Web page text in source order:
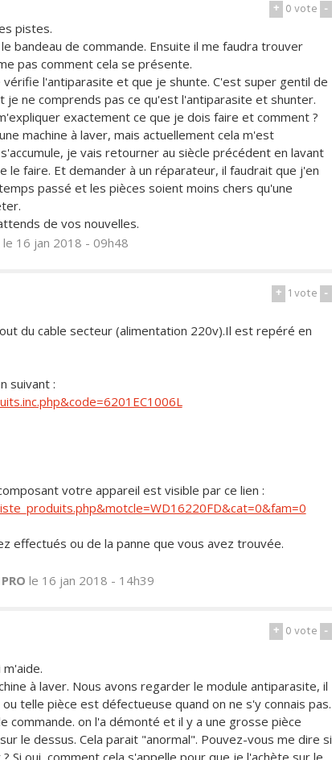
+ 0vote -
pistes.
bandeau de commande. Ensuite il me faudra trouver
pas comment cela se présente.
l'antiparasite et que je shunte. C'est super gentil de
je ne comprends pas ce qu'est l'antiparasite et shunter.
exactement ce que je dois faire et comment ?
machine à laver, mais actuellement cela m'est
je vais retourner au siècle précédent en lavant
le faire. Et demander à un réparateur, il faudrait que j'en
passé et les pièces soient moins chers qu'une
de vos nouvelles.
le 16 jan 2018 - 09h48
+ 1vote -
du cable secteur (alimentation 220v).Il est repéré en
suivant :
votre appareil est visible par ce lien :
effectués ou de la panne que vous avez trouvée.
PRO le 16 jan 2018 - 14h39
+ 0vote -
à laver. Nous avons regarder le module antiparasite, il
telle pièce est défectueuse quand on ne s'y connais pas.
commande. on l'a démonté et il y a une grosse pièce
le dessus. Cela parait "anormal". Pouvez-vous me dire si